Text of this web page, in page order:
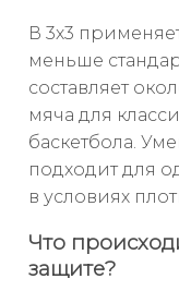
В 3х3
меньше
составляет
мяча для
баскетбола.
подходит для
в условиях
Что
защите?